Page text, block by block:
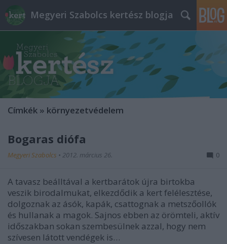
Megyeri Szabolcs kertész blogja
Címkék » környezetvédelem
Bogaras diófa
Megyeri Szabolcs • 2012. március 26. 0
A tavasz beálltával a kertbarátok újra birtokba
veszik birodalmukat, elkezdődik a kert felélesztése,
dolgoznak az ásók, kapák, csattognak a metszőollók
és hullanak a magok. Sajnos ebben az örömteli, aktív
időszakban sokan szembesülnek azzal, hogy nem
szívesen látott vendégek is…